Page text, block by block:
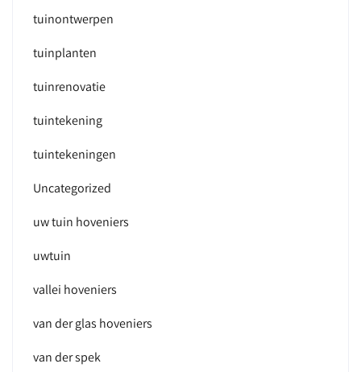
tuinontwerpen
tuinplanten
tuinrenovatie
tuintekening
tuintekeningen
Uncategorized
uw tuin hoveniers
uwtuin
vallei hoveniers
van der glas hoveniers
van der spek